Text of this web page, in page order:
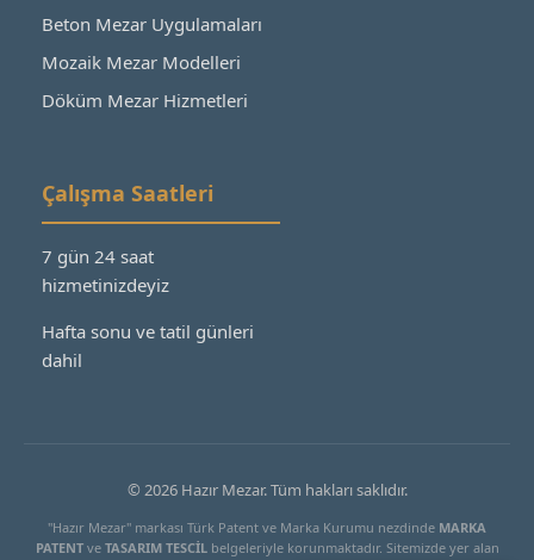
Beton Mezar Uygulamaları
Mozaik Mezar Modelleri
Döküm Mezar Hizmetleri
Çalışma Saatleri
7 gün 24 saat
hizmetinizdeyiz
Hafta sonu ve tatil günleri
dahil
© 2026 Hazır Mezar. Tüm hakları saklıdır.
"Hazır Mezar" markası Türk Patent ve Marka Kurumu nezdinde MARKA
PATENTve TASARIM TESCİLbelgeleriyle korunmaktadır. Sitemizde yer alan